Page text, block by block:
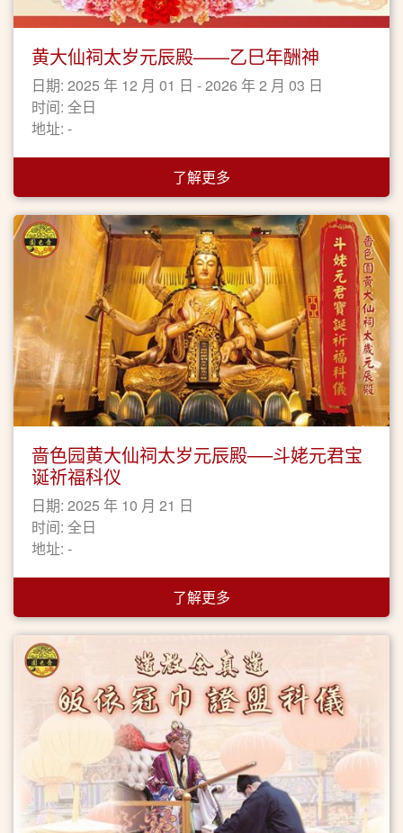
黄大仙祠太岁元辰殿——乙巳年酬神
日期: 2025 年 12 月 01 日 - 2026 年 2 月 03 日
时间: 全日
地址: -
了解更多
啬色园黄大仙祠太岁元辰殿──斗姥元君宝
诞祈福科仪
日期: 2025 年 10 月 21 日
时间: 全日
地址: -
了解更多